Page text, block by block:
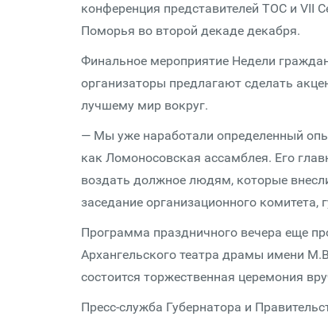
конференция представителей ТОС и VII
Поморья во второй декаде декабря.
Финальное мероприятие Недели
организаторы предлагают сделать
лучшему мир вокруг.
— Мы уже наработали определенный
как Ломоносовская ассамблея. Его
воздать должное людям, которые
заседание организационного комитета,
Программа праздничного вечера еще
Архангельского театра драмы имени
состоится торжественная церемония
Пресс-служба Губернатора и